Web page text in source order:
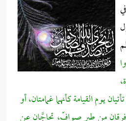
في
يوم القيامة كأنهما غمامتان، أو